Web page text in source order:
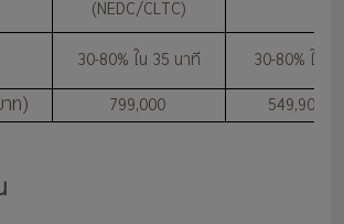
(NEDC/CLTC)
30-80% ใน 35 นาที 30-80% ใน
ท) 799,000 549,900-